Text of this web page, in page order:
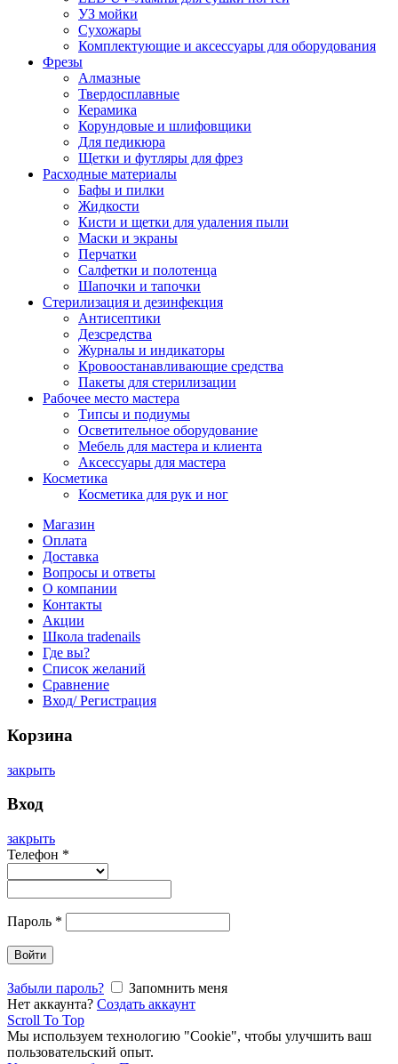
УЗ мойки
Сухожары
Комплектующие и аксессуары для оборудования
Фрезы
Алмазные
Твердосплавные
Керамика
Корундовые и шлифовщики
Для педикюра
Щетки и футляры для фрез
Расходные материалы
Бафы и пилки
Жидкости
Кисти и щетки для удаления пыли
Маски и экраны
Перчатки
Салфетки и полотенца
Шапочки и тапочки
Стерилизация и дезинфекция
Антисептики
Дезсредства
Журналы и индикаторы
Кровоостанавливающие средства
Пакеты для стерилизации
Рабочее место мастера
Типсы и подиумы
Осветительное оборудование
Мебель для мастера и клиента
Аксессуары для мастера
Косметика
Косметика для рук и ног
Магазин
Оплата
Доставка
Вопросы и ответы
О компании
Контакты
Акции
Школа tradenails
Где вы?
Список желаний
Сравнение
Вход/ Регистрация
Корзина
закрыть
Вход
закрыть
Телефон *
Пароль *
Войти
Забыли пароль?
Запомнить меня
Нет аккаунта? Создать аккаунт
Scroll To Top
Мы используем технологию "Cookie", чтобы улучшить ваш
пользовательский опыт.